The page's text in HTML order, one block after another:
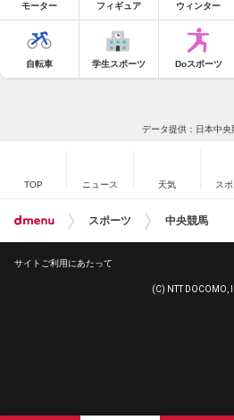
モーター フィギュア ウィンター
自転車 学生スポーツ Doスポーツ
データ提供：日本中央
TOP ニュース 天気 ス
スポーツ 中央競馬
サイトご利用にあたって
(C) NTT DOCOMO,